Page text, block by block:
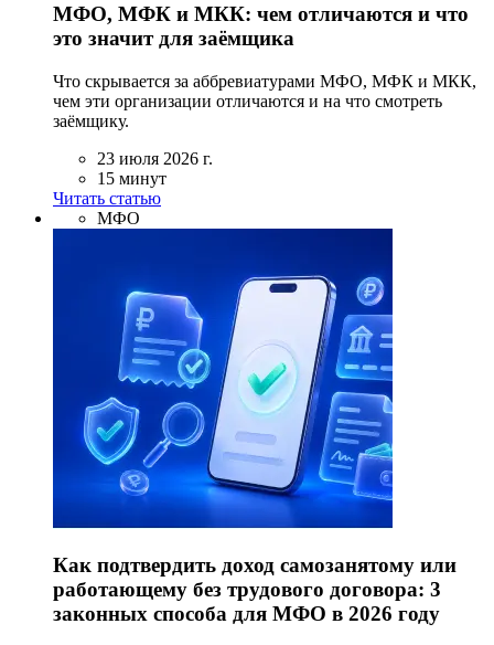
МФО, МФК и МКК: чем отличаются и что
это значит для заёмщика
Что скрывается за аббревиатурами МФО, МФК и МКК,
чем эти организации отличаются и на что смотреть
заёмщику.
23 июля 2026 г.
15 минут
Читать статью
МФО
Как подтвердить доход самозанятому или
работающему без трудового договора: 3
законных способа для МФО в 2026 году